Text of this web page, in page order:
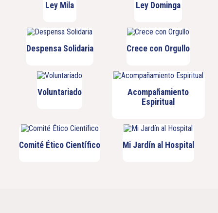
Ley Mila Ley Dominga
Despensa Solidaria Crece con Orgullo
Voluntariado
Acompañamiento
Espiritual
Comité Ético Científico Mi Jardín al Hospital